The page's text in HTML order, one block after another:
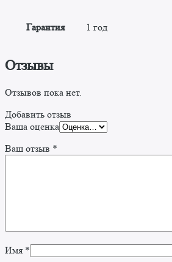
Гарантия 1 год
Отзывы
Отзывов пока нет.
Добавить отзыв
Ваша оценка
Ваш отзыв *
Имя *